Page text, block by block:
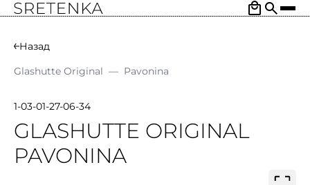
Назад
Glashutte Original — Pavonina
1-03-01-27-06-34
GLASHUTTE ORIGINAL
PAVONINA